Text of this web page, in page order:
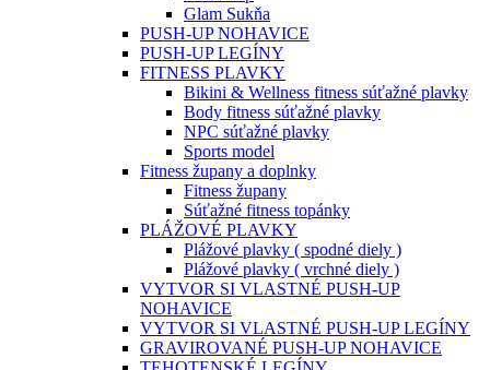
Glam Sukňa
PUSH-UP NOHAVICE
PUSH-UP LEGÍNY
FITNESS PLAVKY
Bikini & Wellness fitness súťažné plavky
Body fitness súťažné plavky
NPC súťažné plavky
Sports model
Fitness župany a doplnky
Fitness župany
Súťažné fitness topánky
PLÁŽOVÉ PLAVKY
Plážové plavky ( spodné diely )
Plážové plavky ( vrchné diely )
VYTVOR SI VLASTNÉ PUSH-UP
NOHAVICE
VYTVOR SI VLASTNÉ PUSH-UP LEGÍNY
GRAVIROVANÉ PUSH-UP NOHAVICE